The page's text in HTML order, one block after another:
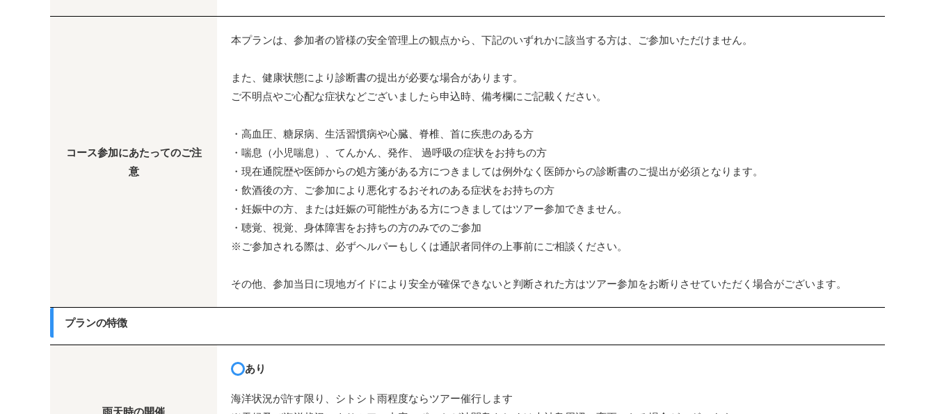
コース参加にあたってのご注
意
本プランは、参加者の皆様の安全管理上の観点から、下記のいずれかに該当する方は、ご参加いただけません。
また、健康状態により診断書の提出が必要な場合があります。
ご不明点やご心配な症状などございましたら申込時、備考欄にご記載ください。
・高血圧、糖尿病、生活習慣病や心臓、脊椎、首に疾患のある方
・喘息（小児喘息）、てんかん、発作、 過呼吸の症状をお持ちの方
・現在通院歴や医師からの処方箋がある方につきましては例外なく医師からの診断書のご提出が必須となります。
・飲酒後の方、ご参加により悪化するおそれのある症状をお持ちの方
・妊娠中の方、または妊娠の可能性がある方につきましてはツアー参加できません。
・聴覚、視覚、身体障害をお持ちの方のみでのご参加
※ご参加される際は、必ずヘルパーもしくは通訳者同伴の上事前にご相談ください。
その他、参加当日に現地ガイドにより安全が確保できないと判断された方はツアー参加をお断りさせていただく場合がございます。
プランの特徴
あり
海洋状況が許す限り、シトシト雨程度ならツアー催行します